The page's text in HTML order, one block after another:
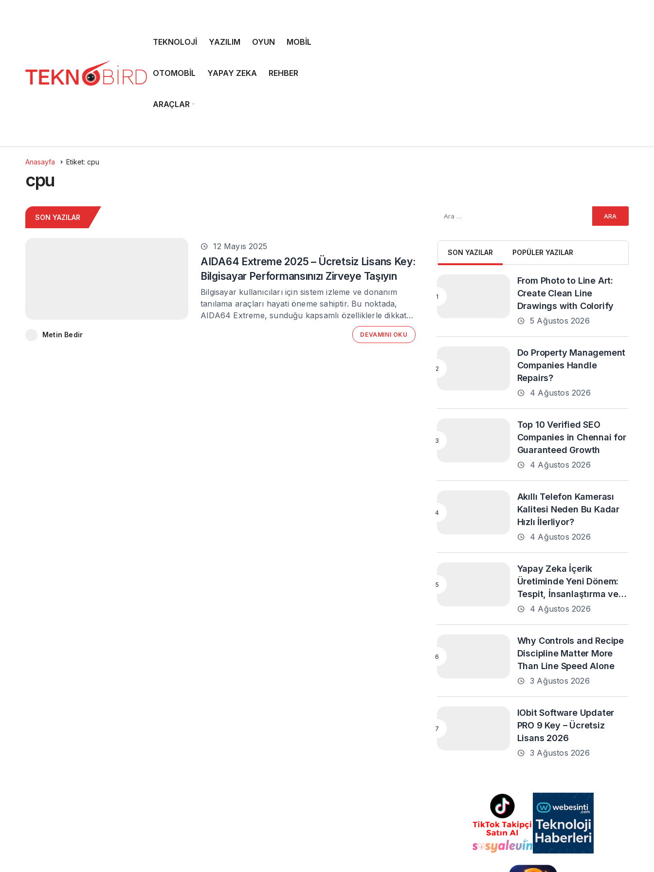
TEKNOLOJİ YAZILIM OYUN MOBİL
OTOMOBİL YAPAY ZEKA REHBER
ARAÇLAR
Anasayfa Etiket: cpu
cpu
SON YAZILAR
12 Mayıs 2025
AIDA64 Extreme 2025 – Ücretsiz Lisans Key:
Bilgisayar Performansınızı Zirveye Taşıyın
Bilgisayar kullanıcıları için sistem izleme ve donanım
tanılama araçları hayati öneme sahiptir. Bu noktada,
AIDA64 Extreme, sunduğu kapsamlı özelliklerle dikkat…
Metin Bedir DEVAMINI OKU
SON YAZILAR POPÜLER YAZILAR
From Photo to Line Art:
Create Clean Line
Drawings with Colorify
5 Ağustos 2026
Do Property Management
Companies Handle
Repairs?
4 Ağustos 2026
Top 10 Verified SEO
Companies in Chennai for
Guaranteed Growth
4 Ağustos 2026
Akıllı Telefon Kamerası
Kalitesi Neden Bu Kadar
Hızlı İlerliyor?
4 Ağustos 2026
Yapay Zeka İçerik
Üretiminde Yeni Dönem:
Tespit, İnsanlaştırma ve
Daha Fazlası
4 Ağustos 2026
Why Controls and Recipe
Discipline Matter More
Than Line Speed Alone
3 Ağustos 2026
IObit Software Updater
PRO 9 Key – Ücretsiz
Lisans 2026
3 Ağustos 2026